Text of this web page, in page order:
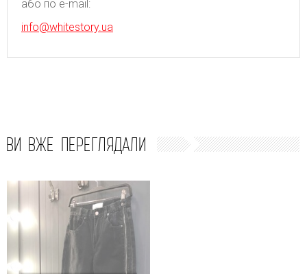
або по e-mail:
info@whitestory.ua
ВИ ВЖЕ ПЕРЕГЛЯДАЛИ